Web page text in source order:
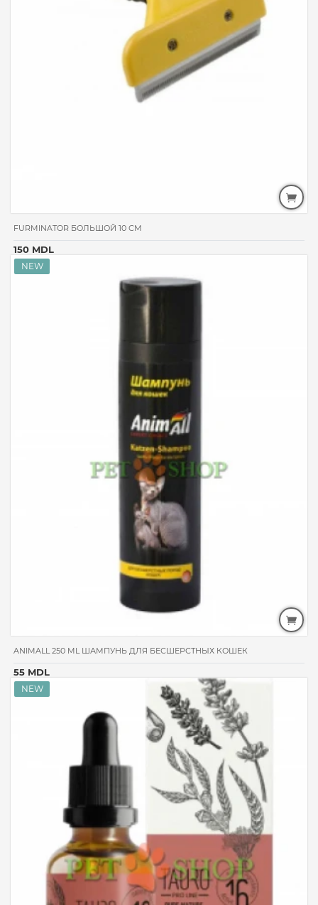
FURMINATOR БОЛЬШОЙ 10 СМ
150 MDL
ANIMALL 250 ML ШАМПУНЬ ДЛЯ БЕСШЕРСТНЫХ КОШЕК
55 MDL